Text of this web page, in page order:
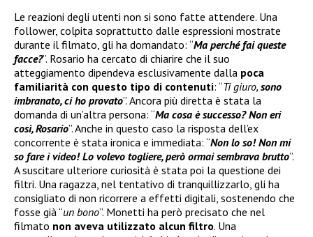
Le reazioni degli utenti non si sono fatte attendere. Una
follower, colpita soprattutto dalle espressioni mostrate
durante il filmato, gli ha domandato: “Ma perché fai queste
facce?”. Rosario ha cercato di chiarire che il suo
atteggiamento dipendeva esclusivamente dalla poca
familiarità con questo tipo di contenuti: “Ti giuro, sono
imbranato, ci ho provato”. Ancora più diretta è stata la
domanda di un’altra persona: “Ma cosa è successo? Non eri
così, Rosario”. Anche in questo caso la risposta dell’ex
concorrente è stata ironica e immediata: “Non lo so! Non mi
so fare i video! Lo volevo togliere, però ormai sembrava brutto”.
A suscitare ulteriore curiosità è stata poi la questione dei
filtri. Una ragazza, nel tentativo di tranquillizzarlo, gli ha
consigliato di non ricorrere a effetti digitali, sostenendo che
fosse già “un bono”. Monetti ha però precisato che nel
filmato non aveva utilizzato alcun filtro. Una